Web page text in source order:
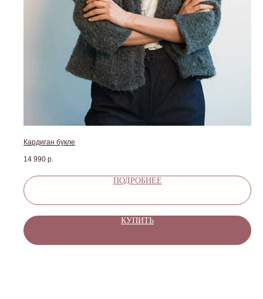
Кардиган букле
14 990 р.
ПОДРОБНЕЕ
КУПИТЬ